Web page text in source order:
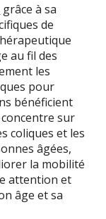
grâce à sa
de
au fil des
les
pour
bénéficient
sur
coliques et les
âgées,
la mobilité
attention et
âge et sa